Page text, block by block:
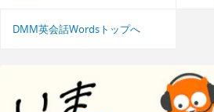
DMM英会話Wordsトップへ